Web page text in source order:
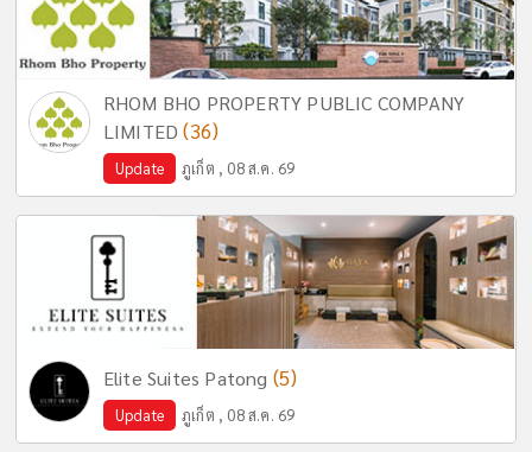
RHOM BHO PROPERTY PUBLIC COMPANY
LIMITED(36)
Update ภูเก็ต , 08 ส.ค. 69
Elite Suites Patong (5)
Update ภูเก็ต , 08 ส.ค. 69